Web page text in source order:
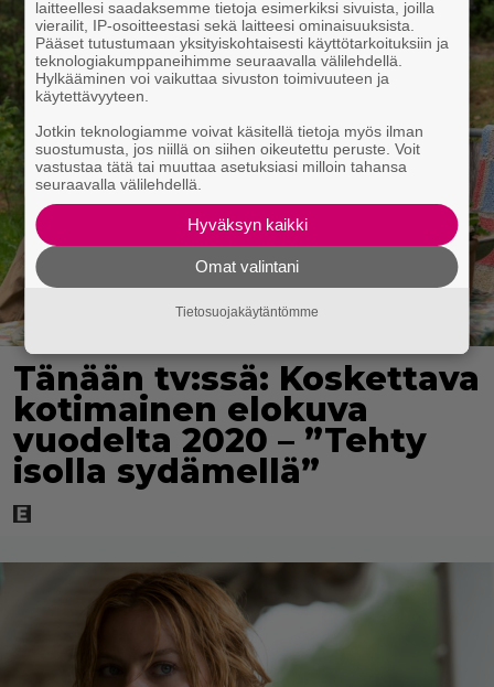
Tänään tv:ssä: Koskettava
kotimainen elokuva
vuodelta 2020 – ”Tehty
isolla sydämellä”
laitteellesi saadaksemme tietoja esimerkiksi sivuista, joilla
vierailit, IP-osoitteestasi sekä laitteesi ominaisuuksista.
Pääset tutustumaan yksityiskohtaisesti käyttötarkoituksiin ja
teknologiakumppaneihimme seuraavalla välilehdellä.
Hylkääminen voi vaikuttaa sivuston toimivuuteen ja
käytettävyyteen.
Jotkin teknologiamme voivat käsitellä tietoja myös ilman
suostumusta, jos niillä on siihen oikeutettu peruste. Voit
vastustaa tätä tai muuttaa asetuksiasi milloin tahansa
seuraavalla välilehdellä.
Hyväksyn kaikki
Omat valintani
Tietosuojakäytäntömme